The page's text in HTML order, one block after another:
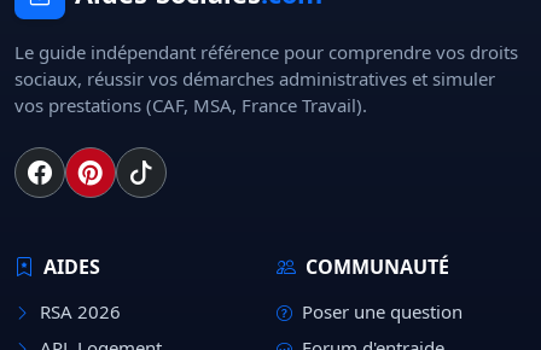
Le guide indépendant référence pour comprendre vos droits
sociaux, réussir vos démarches administratives et simuler
vos prestations (CAF, MSA, France Travail).
AIDES
RSA 2026
COMMUNAUTÉ
Poser une question